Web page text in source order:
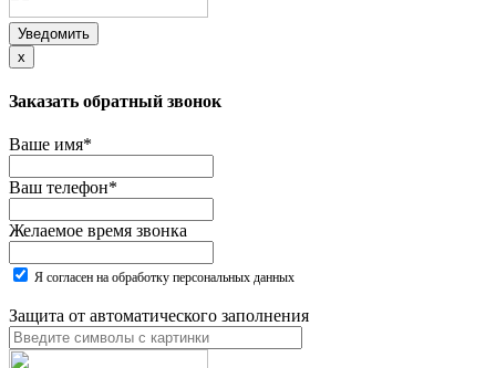
Уведомить
x
Заказать обратный звонок
Ваше имя*
Ваш телефон*
Желаемое время звонка
Я согласен на обработку персональных данных
Защита от автоматического заполнения